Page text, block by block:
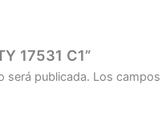
17531 C1”
será publicada. Los campos